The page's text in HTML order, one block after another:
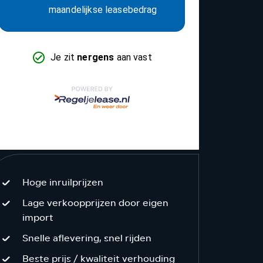
Hoge inruilprijzen
Lage verkoopprijzen door eigen
import
Snelle aflevering, snel rijden
Beste prijs / kwaliteit verhouding